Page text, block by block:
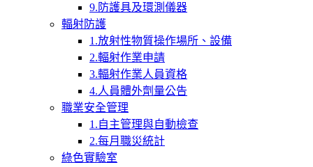
9.防護具及環測儀器
輻射防護
1.放射性物質操作場所、設備
2.輻射作業申請
3.輻射作業人員資格
4.人員體外劑量公告
職業安全管理
1.自主管理與自動檢查
2.每月職災統計
綠色實驗室